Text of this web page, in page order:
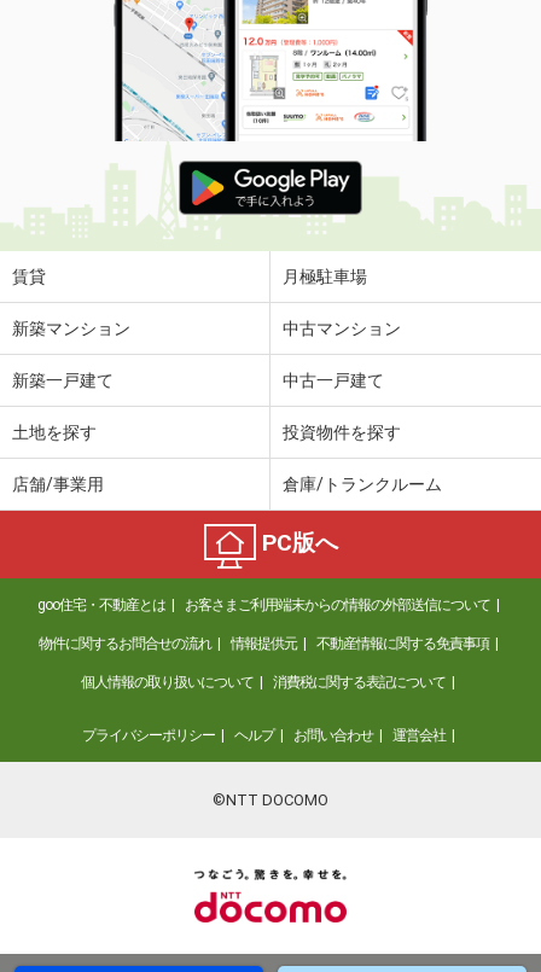
賃貸 月極駐車場
新築マンション 中古マンション
新築一戸建て 中古一戸建て
土地を探す 投資物件を探す
店舗/事業用 倉庫/トランクルーム
PC版へ
goo住宅・不動産とは お客さまご利用端末からの情報の外部送信について
物件に関するお問合せの流れ 情報提供元 不動産情報に関する免責事項
個人情報の取り扱いについて 消費税に関する表記について
プライバシーポリシー ヘルプ お問い合わせ 運営会社
©NTT DOCOMO